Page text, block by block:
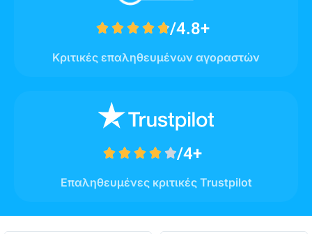
/4.8+
    
Κριτικές επαληθευμένων αγοραστών
/4+
    
Επαληθευμένες κριτικές Trustpilot